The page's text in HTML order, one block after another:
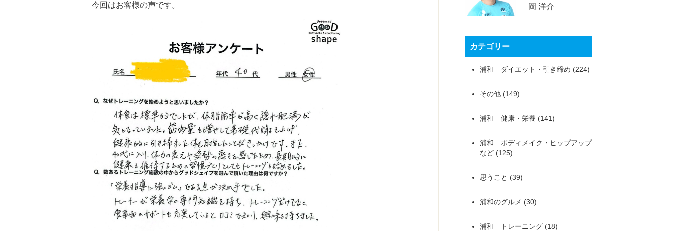
今回はお客様の声です。
岡 洋介
カテゴリー
浦和 ダイエット・引き締め (224)
その他(149)
浦和 健康・栄養 (141)
浦和 ボディメイク・ヒップアップ
など(125)
思うこと (39)
浦和のグルメ (30)
浦和 トレーニング(18)